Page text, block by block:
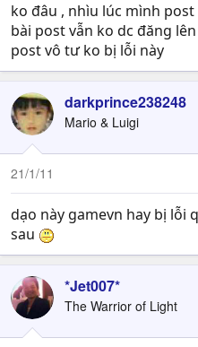
ko đâu , nhìu lúc mình
bài post vẫn ko dc đăng
post vô tư ko bị lỗi này
darkprince238248
Mario & Luigi
21/1/11
dạo này gamevn hay bị lỗi
sau
*Jet007*
The Warrior of Light